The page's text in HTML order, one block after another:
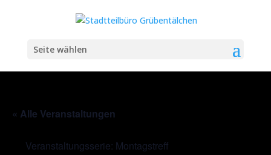
Seite wählen
« Alle Veranstaltungen
Veranstaltungsserie: Montagstreff